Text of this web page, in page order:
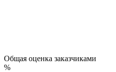
Общая оценка заказчиками
%